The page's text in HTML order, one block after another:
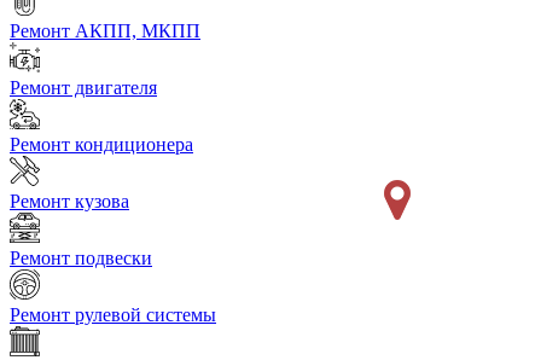
Ремонт АКПП, МКПП
Ремонт двигателя
Ремонт кондиционера
Ремонт кузова
Ремонт подвески
Ремонт рулевой системы